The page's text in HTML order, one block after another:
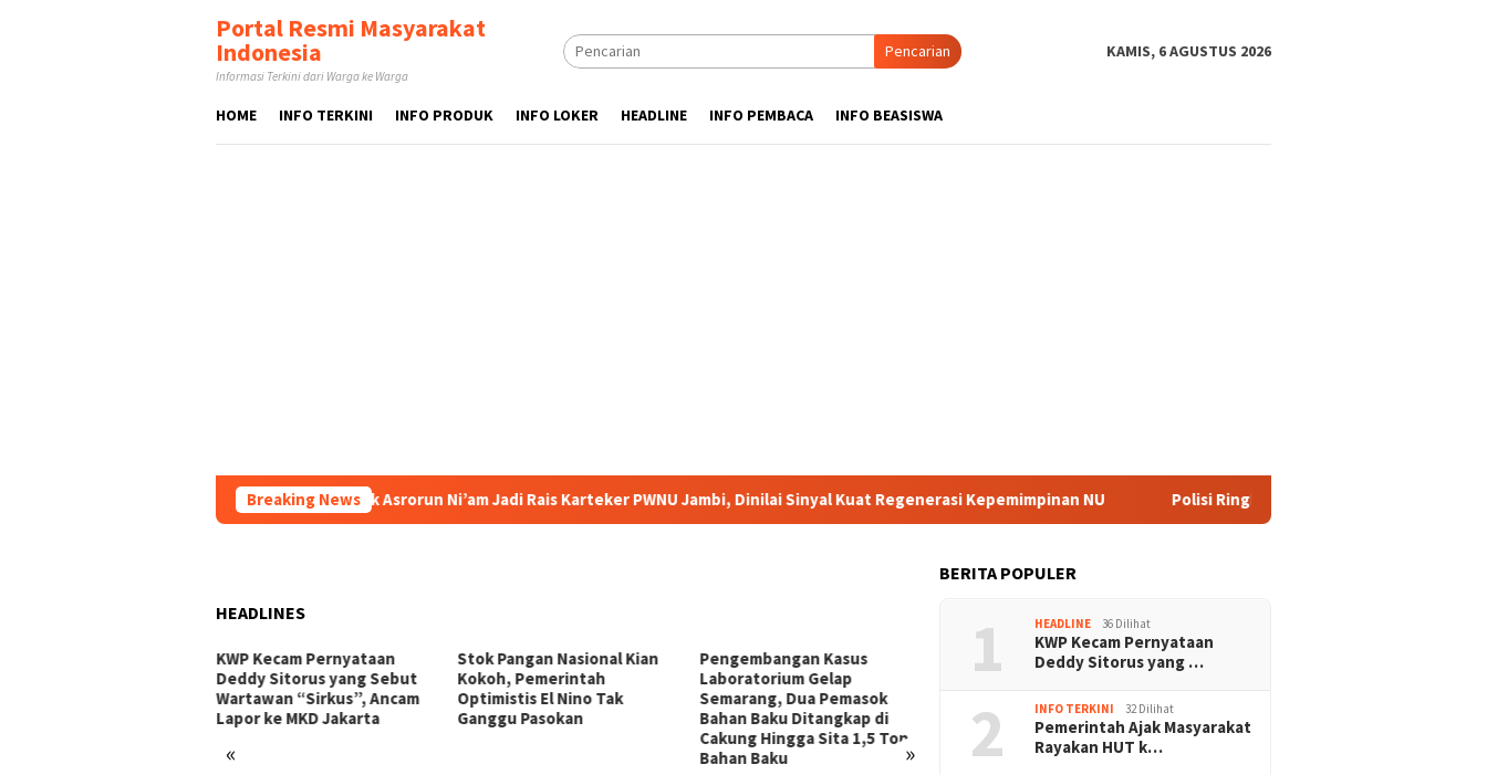
Portal Resmi Masyarakat
Indonesia
Informasi Terkini dari Warga ke Warga
Pencarian KAMIS, 6 AGUSTUS 2026
HOME INFO TERKINI INFO PRODUK INFO LOKER HEADLINE INFO PEMBACA INFO BEASISWA
Breaking News
PBNU Tunjuk Asrorun Ni’am Jadi Rais Karteker PWNU Jambi, Dinilai Sinyal Kuat Regenerasi Kepemimpinan NU Polisi Ringkus Tiga Tersangka Dugaan Korupsi
HEADLINES
« »
KWP Kecam Pernyataan
Deddy Sitorus yang Sebut
Wartawan “Sirkus”, Ancam
Lapor ke MKD Jakarta
Stok Pangan Nasional Kian
Kokoh, Pemerintah
Optimistis El Nino Tak
Ganggu Pasokan
Pengembangan Kasus
Laboratorium Gelap
Semarang, Dua Pemasok
Bahan Baku Ditangkap di
Cakung Hingga Sita 1,5 Ton
Bahan Baku
Bertemu Prabowo, DEN
Dukung Percepatan
Pemerintah
RI-Thailand Dorong ASEAN
Ciptakan Perdamaian di
BERITA POPULER
1 HEADLINE 36 Dilihat
KWP Kecam Pernyataan
Deddy Sitorus yang …
2 INFO TERKINI 32 Dilihat
Pemerintah Ajak Masyarakat
Rayakan HUT k…